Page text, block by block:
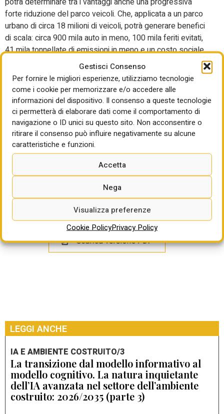
Gestisci Consenso
Per fornire le migliori esperienze, utilizziamo tecnologie
come i cookie per memorizzare e/o accedere alle
informazioni del dispositivo. Il consenso a queste tecnologie
ci permetterà di elaborare dati come il comportamento di
navigazione o ID unici su questo sito. Non acconsentire o
ritirare il consenso può influire negativamente su alcune
caratteristiche e funzioni.
Accetta
Nega
Visualizza preferenze
Cookie PolicyPrivacy Policy
forte riduzione del parco veicoli. Che, applicata a un parco
urbano di circa 18 milioni di veicoli, potrà generare benefici
di scala: circa 900 mila auto in meno, 100 mila feriti evitati,
41 mila tonnellate di emissioni in meno e un costo sociale
evitato di 5,9 miliardi di euro, il 97% dei 6,1 miliardi di euro
totali di costi sociale che è possibile ridurre nel periodo
2028-2050. PerGiovanni Miragliotta, Responsabile
scientifico dell’Osservatorio Connected Vehicle &
Mobility,“il 2026 si sta rivelando un anno spartiacque
per la guida autonoma, denso di segnali concreti:
lanci commerciali, approvazioni normative attese da
anni, investimenti record e una corsa tecnologica che
si fa ogni mese più serrata. La domanda non è più se
i veicoli autonomi cambieranno la mobilità urbana,
ma con quale modello di business, dove e con quale
velocità”.
LEGGI ANCHE
IA E AMBIENTE COSTRUITO/3
La transizione dal modello informativo al
modello cognitivo. La natura inquietante
dell’IA avanzata nel settore dell’ambiente
costruito: 2026/2035 (parte 3)